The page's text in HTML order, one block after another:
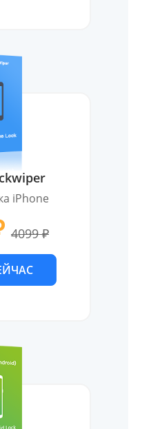
iPhone
4099 ₽